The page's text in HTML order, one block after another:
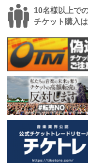
10名様以上で
チケット購入